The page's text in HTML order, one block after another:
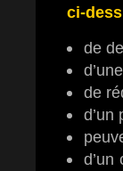
ci-
de
de
d’un
d’un